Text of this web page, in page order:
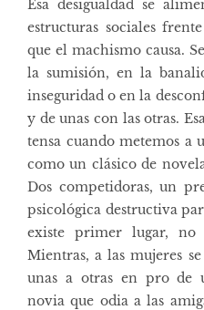
Esa desigualdad se
estructuras sociales
que el machismo causa.
la sumisión, en la
inseguridad o en la
y de unas con las otras.
tensa cuando metemos a
como un clásico de
Dos competidoras, un
psicológica destructiva
existe primer lugar, no
Mientras, a las mujeres
unas a otras en pro de
novia que odia a las